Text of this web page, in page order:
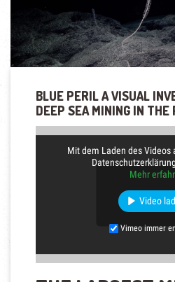
BLUE PERIL A VISUAL
DEEP SEA MINING IN THE
Mit dem Laden des Videos
Mehr
Video
Vimeo immer